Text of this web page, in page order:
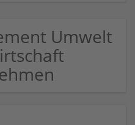
Umwelt